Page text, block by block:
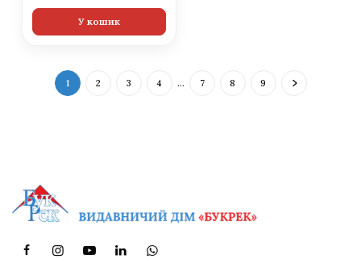
У кошик
1 2 3 4 … 7 8 9